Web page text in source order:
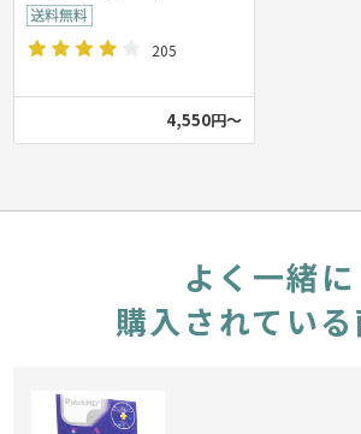
205
4,550円～
よく一緒に
購入されてい